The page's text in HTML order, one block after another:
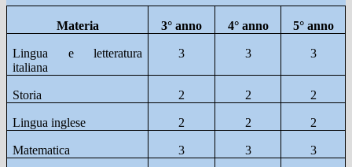
Materia 3° anno 4° anno 5° anno
Lingua e letteratura
italiana
3 3 3
Storia 2 2 2
Lingua inglese 2 2 2
Matematica 3 3 3